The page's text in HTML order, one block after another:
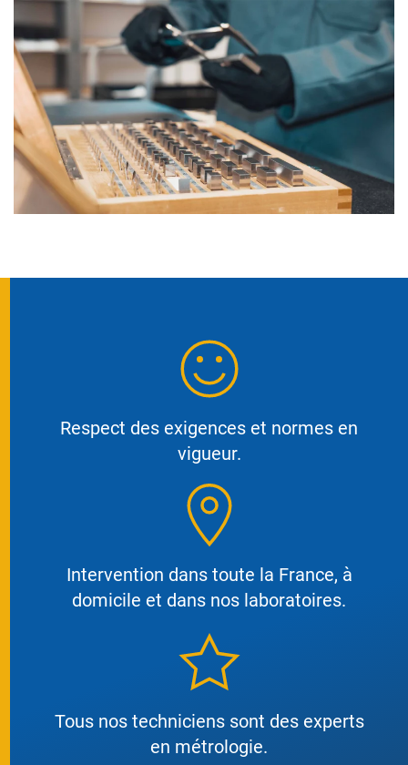
Respect des exigences et normes en
vigueur.
Intervention dans toute la France, à
domicile et dans nos laboratoires.
Tous nos techniciens sont des experts
en métrologie.